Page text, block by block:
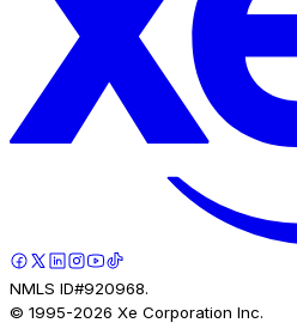
NMLS ID#920968.
© 1995-2026 Xe Corporation Inc.